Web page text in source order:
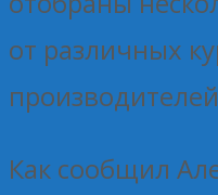
от различных
Как сообщил